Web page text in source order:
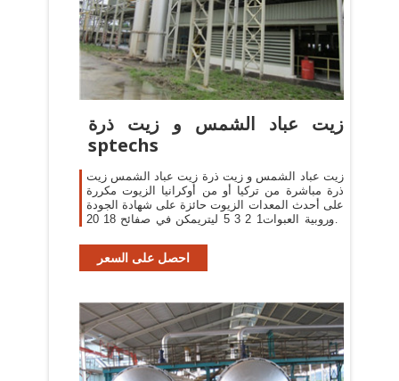
زيت عباد الشمس و زيت ذرة
sptechs
زيت عباد الشمس و زيت ذرة زيت عباد الشمس زيت
ذرة مباشرة من تركيا أو من أوكرانيا الزيوت مكررة
على أحدث المعدات الزيوت حائزة على شهادة الجودة
الأوروبية العبوات1 2 3 5 ليتريمكن في صفائح 18 20
احصل على السعر